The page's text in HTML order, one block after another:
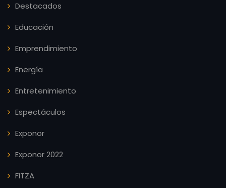
Destacados
Educación
Emprendimiento
Energía
Entretenimiento
Espectáculos
Exponor
Exponor 2022
FITZA